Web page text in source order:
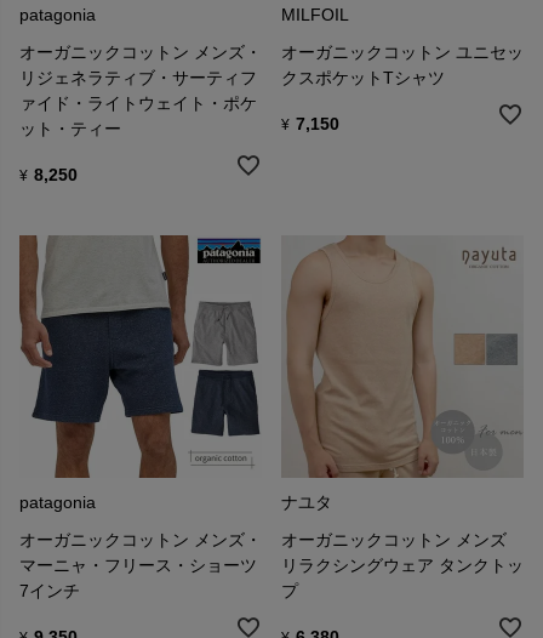
patagonia
オーガニックコットン メンズ・
リジェネラティブ・サーティフ
ァイド・ライトウェイト・ポケ
ット・ティー
¥ 8,250
MILFOIL
オーガニックコットン ユニセッ
クスポケットTシャツ
¥ 7,150
patagonia
オーガニックコットン メンズ・
マーニャ・フリース・ショーツ
7インチ
ナユタ
オーガニックコットン メンズ
リラクシングウェア タンクトッ
プ